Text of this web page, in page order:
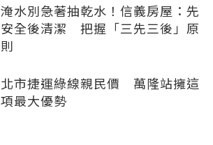
淹水別急著抽乾水！信義房屋：先
安全後清潔 把握「三先三後」原
則
北市捷運綠線親民價 萬隆站擁這
項最大優勢